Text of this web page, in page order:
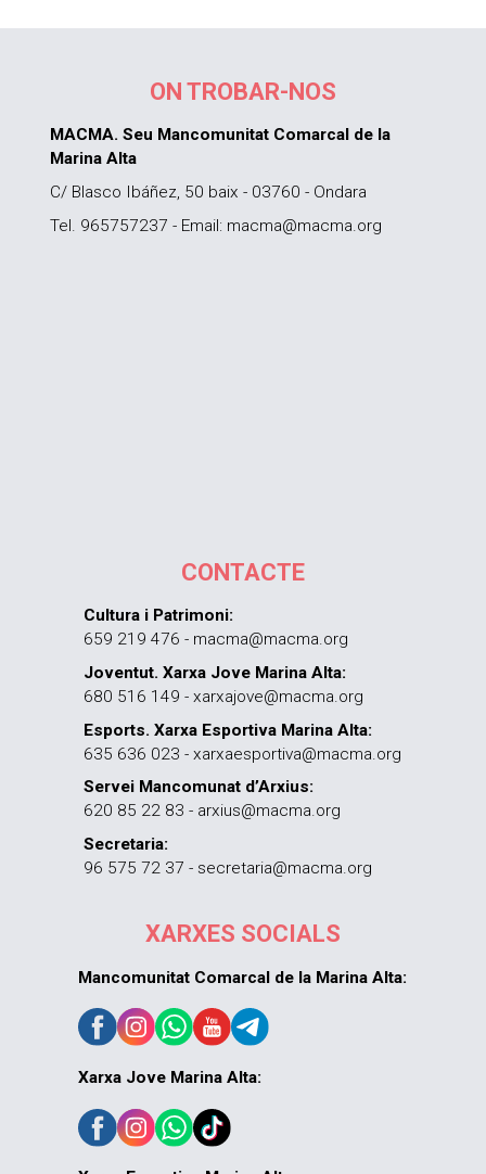
ON TROBAR-NOS
MACMA. Seu Mancomunitat Comarcal de la
Marina Alta
C/ Blasco Ibáñez, 50 baix - 03760 - Ondara
Tel. 965757237 - Email: macma@macma.org
CONTACTE
Cultura i Patrimoni:
659 219 476 - macma@macma.org
Joventut. Xarxa Jove Marina Alta:
680 516 149 - xarxajove@macma.org
Esports. Xarxa Esportiva Marina Alta:
635 636 023 - xarxaesportiva@macma.org
Servei Mancomunat d’Arxius:
620 85 22 83 - arxius@macma.org
Secretaria:
96 575 72 37 - secretaria@macma.org
XARXES SOCIALS
Mancomunitat Comarcal de la Marina Alta:
Xarxa Jove Marina Alta: